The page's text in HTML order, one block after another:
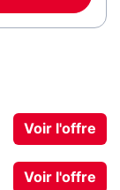
Voir l'offre
Voir l'offre